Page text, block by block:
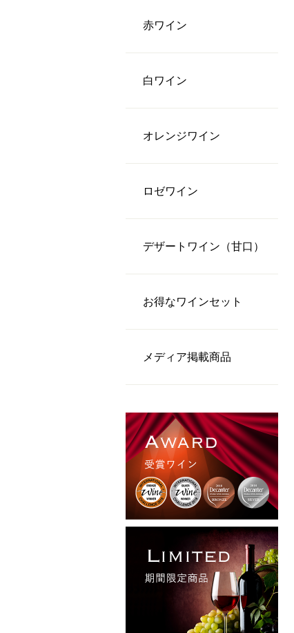
⾚ワイン
⽩ワイン
オレンジワイン
ロゼワイン
デザートワイン（甘口）
お得なワインセット
メディア掲載商品